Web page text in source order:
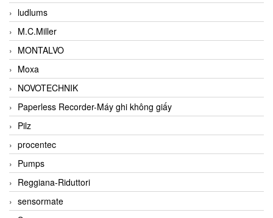
ludlums
M.C.Miller
MONTALVO
Moxa
NOVOTECHNIK
Paperless Recorder-Máy ghi không giấy
Pilz
procentec
Pumps
Reggiana-Riduttori
sensormate